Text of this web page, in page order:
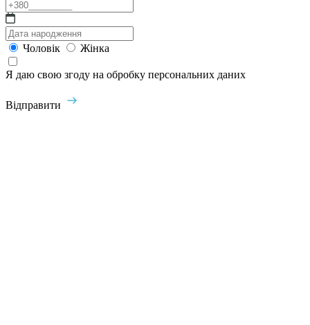
Чоловік Жінка
Я даю свою згоду на обробку персональних даних
Відправити